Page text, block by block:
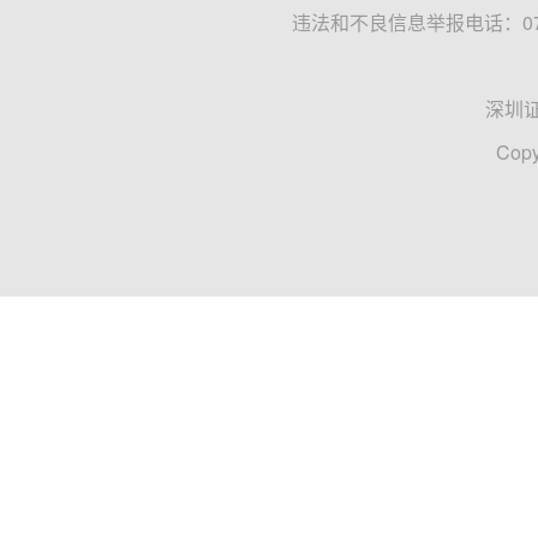
违法和不良信息举报电话：
深圳